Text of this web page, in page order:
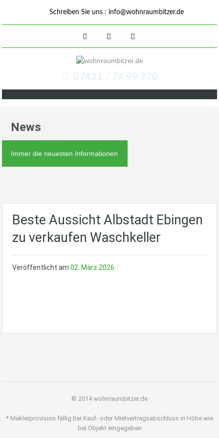
Schreiben Sie uns : info@wohnraumbitzer.de
07431 / 74 99 770
News
Immer die neuesten Informationen
Beste Aussicht Albstadt Ebingen
zu verkaufen Waschkeller
Veröffentlicht am 02. März 2026
© 2014 wohnraumbitzer.de
* Maklerprovision fällig bei Kauf- oder Mietvertragsabschluss in Höhe wie
bei Objekt eingegeben